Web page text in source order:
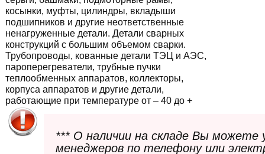
косынки, муфты, цилиндры, вкладыши
подшипников и другие неответственные
ненагруженные детали. Детали сварных
конструкций с большим объемом сварки.
Трубопроводы, кованные детали ТЭЦ и АЭС,
пароперегреватели, трубные пучки
теплообменных аппаратов, коллекторы,
корпуса аппаратов и другие детали,
работающие при температуре от – 40 до +
*** О наличии на складе Вы можете
менеджеров по телефону или